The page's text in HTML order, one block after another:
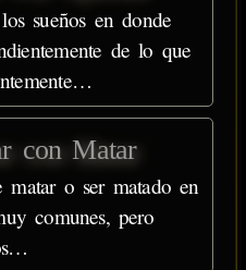
sueños en donde
de lo que
con Matar
matar o ser matado en
comunes, pero